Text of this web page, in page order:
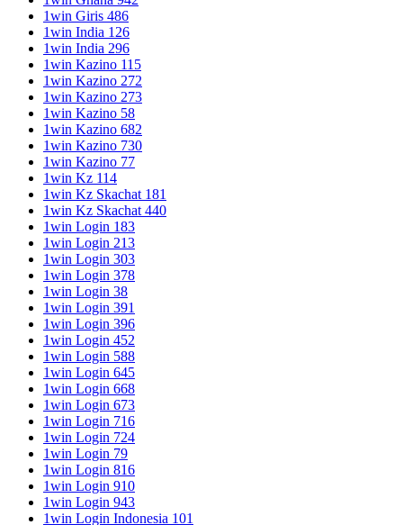
1win Giris 486
1win India 126
1win India 296
1win Kazino 115
1win Kazino 272
1win Kazino 273
1win Kazino 58
1win Kazino 682
1win Kazino 730
1win Kazino 77
1win Kz 114
1win Kz Skachat 181
1win Kz Skachat 440
1win Login 183
1win Login 213
1win Login 303
1win Login 378
1win Login 38
1win Login 391
1win Login 396
1win Login 452
1win Login 588
1win Login 645
1win Login 668
1win Login 673
1win Login 716
1win Login 724
1win Login 79
1win Login 816
1win Login 910
1win Login 943
1win Login Indonesia 101